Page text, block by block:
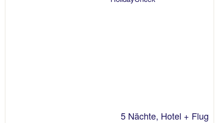
5 Nächte, Hotel + Flug